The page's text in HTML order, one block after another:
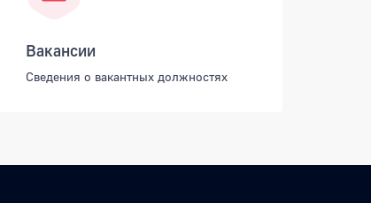
Вакансии
Сведения о вакантных должностях